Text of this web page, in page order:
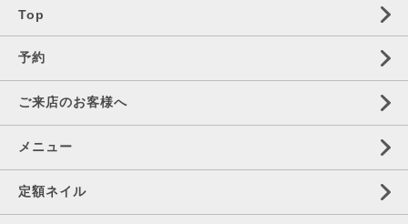
Top
予約
ご来店のお客様へ
メニュー
定額ネイル